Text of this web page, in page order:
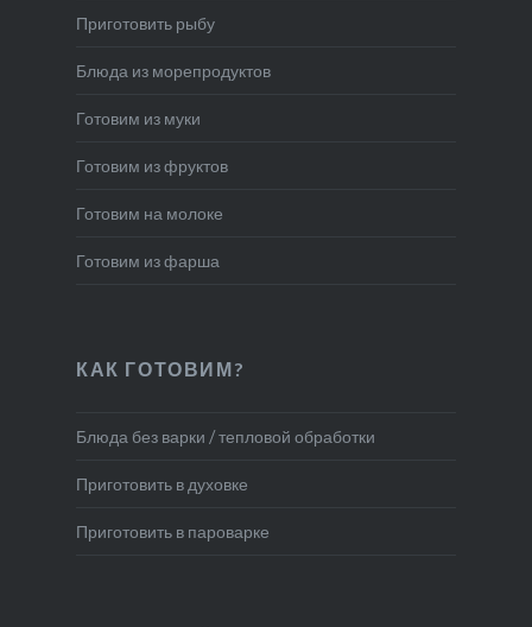
Приготовить рыбу
Блюда из морепродуктов
Готовим из муки
Готовим из фруктов
Готовим на молоке
Готовим из фарша
КАК ГОТОВИМ?
Блюда без варки / тепловой обработки
Приготовить в духовке
Приготовить в пароварке